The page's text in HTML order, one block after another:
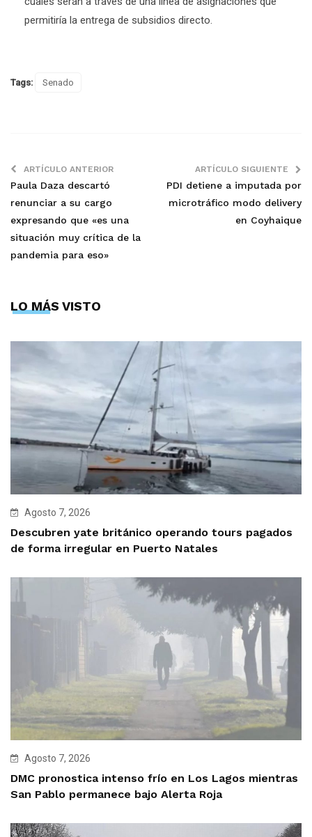
permitiría la entrega de subsidios directo.
Tags: Senado
ARTÍCULO ANTERIOR
Paula Daza descartó
renunciar a su cargo
expresando que «es una
situación muy crítica de la
pandemia para eso»
ARTÍCULO SIGUIENTE
PDI detiene a imputada por
microtráfico modo delivery
en Coyhaique
LO MÁS VISTO
Agosto 7, 2026
Descubren yate británico operando tours pagados
de forma irregular en Puerto Natales
Agosto 7, 2026
DMC pronostica intenso frío en Los Lagos mientras
San Pablo permanece bajo Alerta Roja